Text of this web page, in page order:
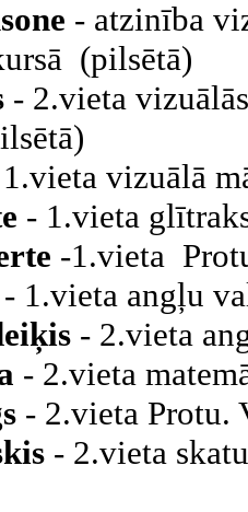
- atzinība
(pilsētā)
- 2.vieta
vizuālā
- 1.vieta
-1.vieta
- 1.vieta angļu
- 2.vieta
- 2.vieta
- 2.vieta Protu.
- 2.vieta